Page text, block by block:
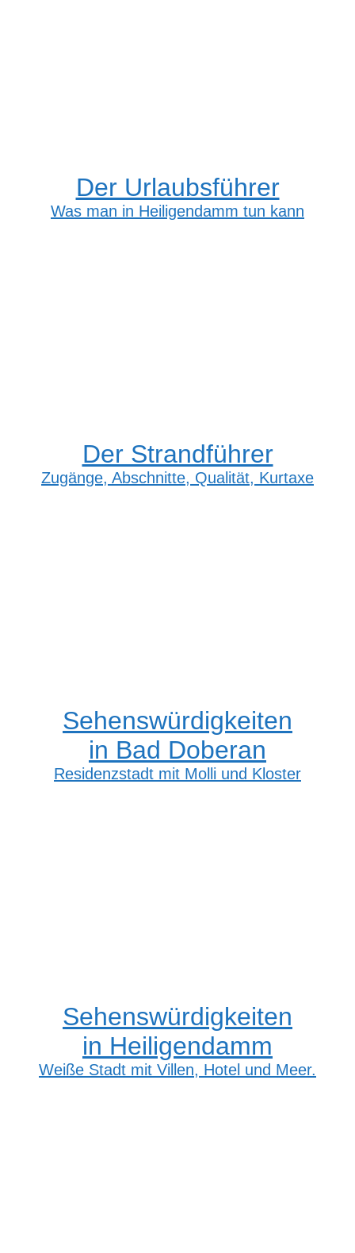
Der Urlaubsführer
Was man in Heiligendamm tun kann
Der Strandführer
Zugänge, Abschnitte, Qualität, Kurtaxe
Sehenswürdigkeiten
in Bad Doberan
Residenzstadt mit Molli und Kloster
Sehenswürdigkeiten
in Heiligendamm
Weiße Stadt mit Villen, Hotel und Meer.